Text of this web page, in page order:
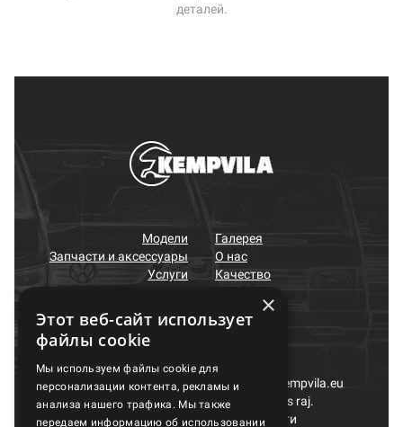
деталей.
Модели
Запчасти и аксессуары
Услуги
Галерея
О нас
Качество
Kempvila, UAB,+370 618 17831,
info@kempvila.eu
Gudelių k., Maišiagalos sen., Vilniaus raj.
Политика конфиденциальности
×
Этот веб-сайт использует
файлы cookie
Мы используем файлы cookie для
персонализации контента, рекламы и
анализа нашего трафика. Мы также
передаем информацию об использовании